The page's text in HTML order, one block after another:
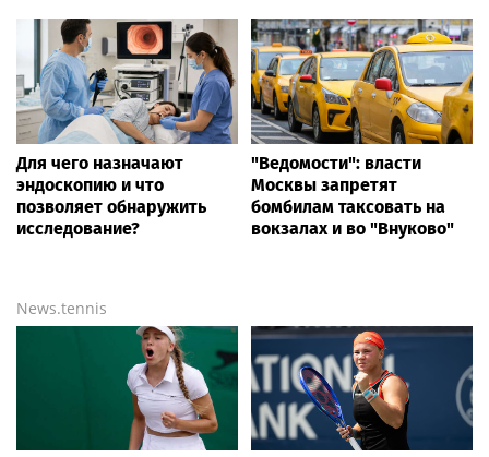
Для чего назначают
эндоскопию и что
позволяет обнаружить
исследование?
"Ведомости": власти
Москвы запретят
бомбилам таксовать на
вокзалах и во "Внуково"
News.tennis